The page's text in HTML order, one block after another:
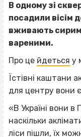
В одному зі
посадили вісім
вживають
вареними.
Про це йдеться у
Їстівні каштани
для центру вони є
«В Україні вони в
наскільки
ліси пішли, їх